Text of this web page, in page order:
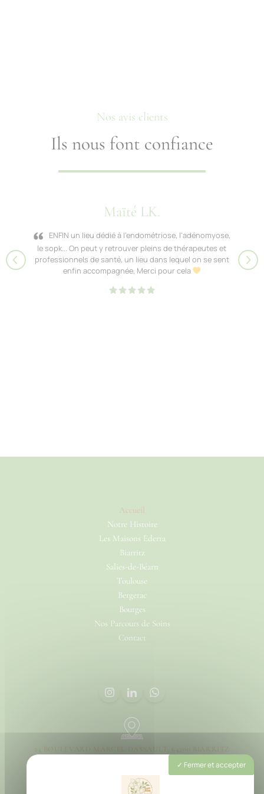
Nos avis clients
Ils nous font confiance
Maïté LK.
ENFIN un lieu dédié à l'endométriose, l'adénomyose,
le sopk... On peut y retrouver pleins de thérapeutes et
professionnels de santé, un lieu dans lequel on se sent
enfin accompagnée, Merci pour cela
Accueil
Notre Histoire
Les Maisons Ederra
Biarritz
Salies-de-Béarn
Toulouse
Bergerac
Bourges
Nos Parcours de Soins
Contact
24 BOULEVARD MARCEL DASSAULT, 64200 BIARRITZ
Fermer et accepter